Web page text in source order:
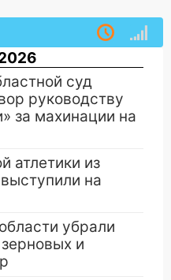
суд
руководству
за махинации на
атлетики из
на
убрали
и